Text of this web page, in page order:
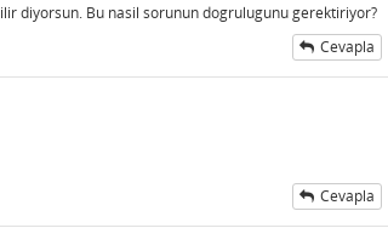
diyorsun. Bu nasil sorunun dogrulugunu gerektiriyor?
Cevapla
Cevapla